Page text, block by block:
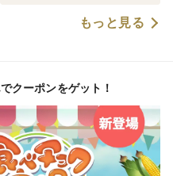
もっと見る
クーポンをゲット！